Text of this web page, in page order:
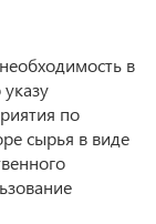
в
по
сырья в виде